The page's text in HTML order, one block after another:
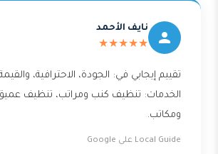
نايف الأحمد
★★★★★
تقييم إيجابي في: الجودة، الاحترافية،
الخدمات: تنظيف كنب ومراتب، تنظيف
ومكاتب.
Local Guide على Google